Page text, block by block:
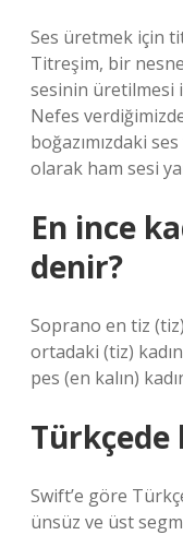
Ses üretmek için
Titreşim, bir
sesinin üretilmesi
Nefes
boğazımızdaki
olarak ham sesi
En ince
denir?
Soprano en tiz
ortadaki (tiz)
pes (en kalın)
Türkçede
Swift’e göre
ünsüz ve üst